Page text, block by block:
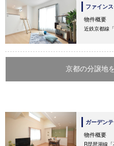
ファイン
物件概要
近鉄京都線
京都の分譲地
ガーデン
物件概要
R琵琶湖線